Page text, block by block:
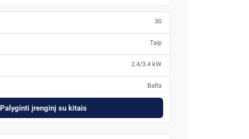
30
Taip
2.4/3.4 kW
Balta
Palyginti įrenginį su kitais